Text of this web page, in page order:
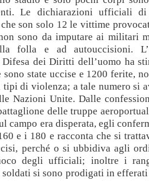
Le dichiarazioni ufficiali di
son solo 12 le vittime
sono da imputare ai militari
folla e ad autouccisioni.
Difesa dei Diritti dell’uomo ha
sono state uccise e 1200 ferite,
di violenza; a tale numero si
Nazioni Unite. Dalle
delle truppe
campo era disperata, egli
e i 180 e racconta che si
perché o si ubbidiva agli
degli ufficiali; inoltre i
si sono prodigati in